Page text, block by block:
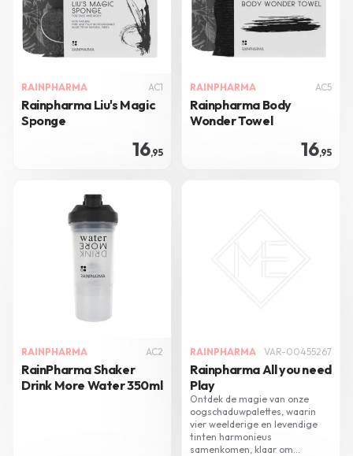
RAINPHARMA AC1
Rainpharma Liu's Magic
Sponge
16,95
RAINPHARMA AC5
Rainpharma Body
Wonder Towel
16,95
RAINPHARMA AC2
RainPharma Shaker
Drink More Water 350ml
RAINPHARMA VAR-00455267
Rainpharma All you need
Play
Ontdek de magie van onze
oogschaduwpalettes, waarin
vier weelderige en levendige
tinten harmonieus
samenkomen, klaar om